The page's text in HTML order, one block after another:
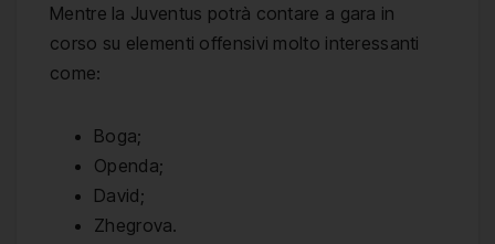
Mentre la Juventus potrà contare a gara in
corso su elementi offensivi molto interessanti
come:
Boga;
Openda;
David;
Zhegrova.